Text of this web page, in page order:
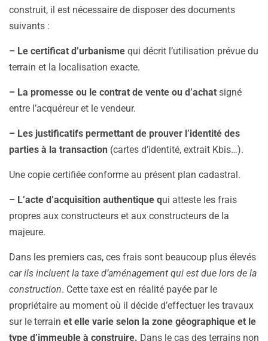
construit, il est nécessaire de disposer des documents
suivants :
– Le certificat d’urbanisme qui décrit l’utilisation prévue du
terrain et la localisation exacte.
– La promesse ou le contrat de vente ou d’achat signé
entre l’acquéreur et le vendeur.
– Les justificatifs permettant de prouver l’identité des
parties à la transaction (cartes d’identité, extrait Kbis…).
Une copie certifiée conforme au présent plan cadastral.
– L’acte d’acquisition authentique qui atteste les frais
propres aux constructeurs et aux constructeurs de la
majeure.
Dans les premiers cas, ces frais sont beaucoup plus élevés
car ils incluent la taxe d’aménagement qui est due lors de la
construction. Cette taxe est en réalité payée par le
propriétaire au moment où il décide d’effectuer les travaux
sur le terrain et elle varie selon la zone géographique et le
type d’immeuble à construire. Dans le cas des terrains non